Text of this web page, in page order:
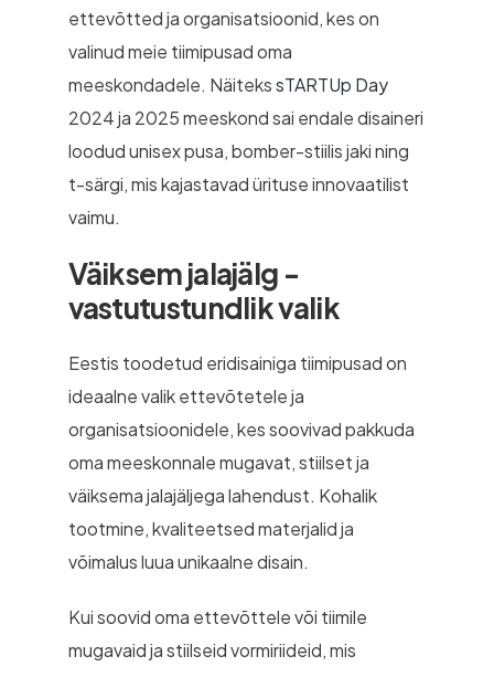
ettevõtted ja organisatsioonid, kes on
valinud meie tiimipusad oma
meeskondadele. NäitekssTARTUp Day
2024 ja 2025 meeskond sai endale disaineri
loodud unisex pusa, bomber-stiilis jaki ning
t-särgi, mis kajastavad ürituse innovaatilist
vaimu.
Väiksem jalajälg -
vastutustundlik valik
Eestis toodetud eridisainiga tiimipusad on
ideaalne valik ettevõtetele ja
organisatsioonidele, kes soovivad pakkuda
oma meeskonnale mugavat, stiilset ja
väiksema jalajäljega lahendust. Kohalik
tootmine, kvaliteetsed materjalid ja
võimalus luua unikaalne disain.
Kui soovid oma ettevõttele või tiimile
mugavaid ja stiilseid vormiriideid, mis